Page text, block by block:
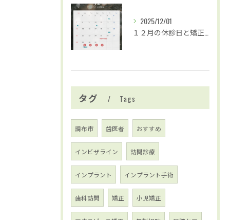
2025/12/01
タグ Tags
調布市 歯医者 おすすめ
インビザライン 訪問診療
インプラント インプラント手術
歯科訪問 矯正 小児矯正